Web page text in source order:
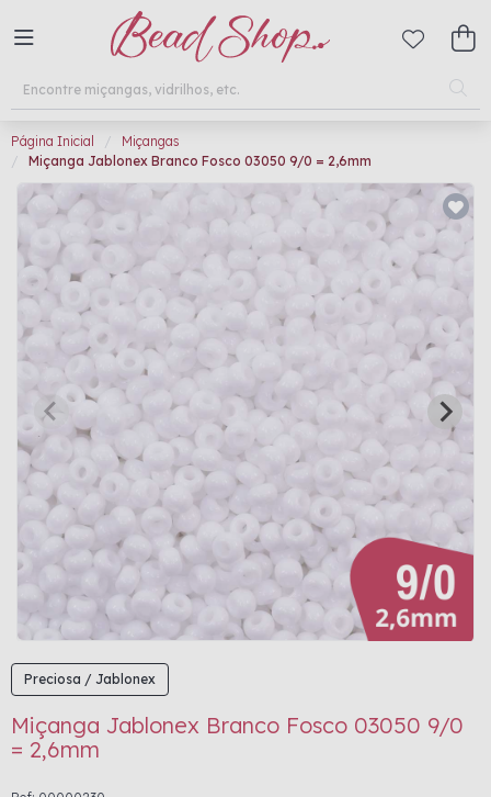
Página Inicial
Miçangas
Miçanga Jablonex Branco Fosco 03050 9/0 = 2,6mm
Preciosa / Jablonex
Miçanga Jablonex Branco Fosco 03050 9/0
= 2,6mm